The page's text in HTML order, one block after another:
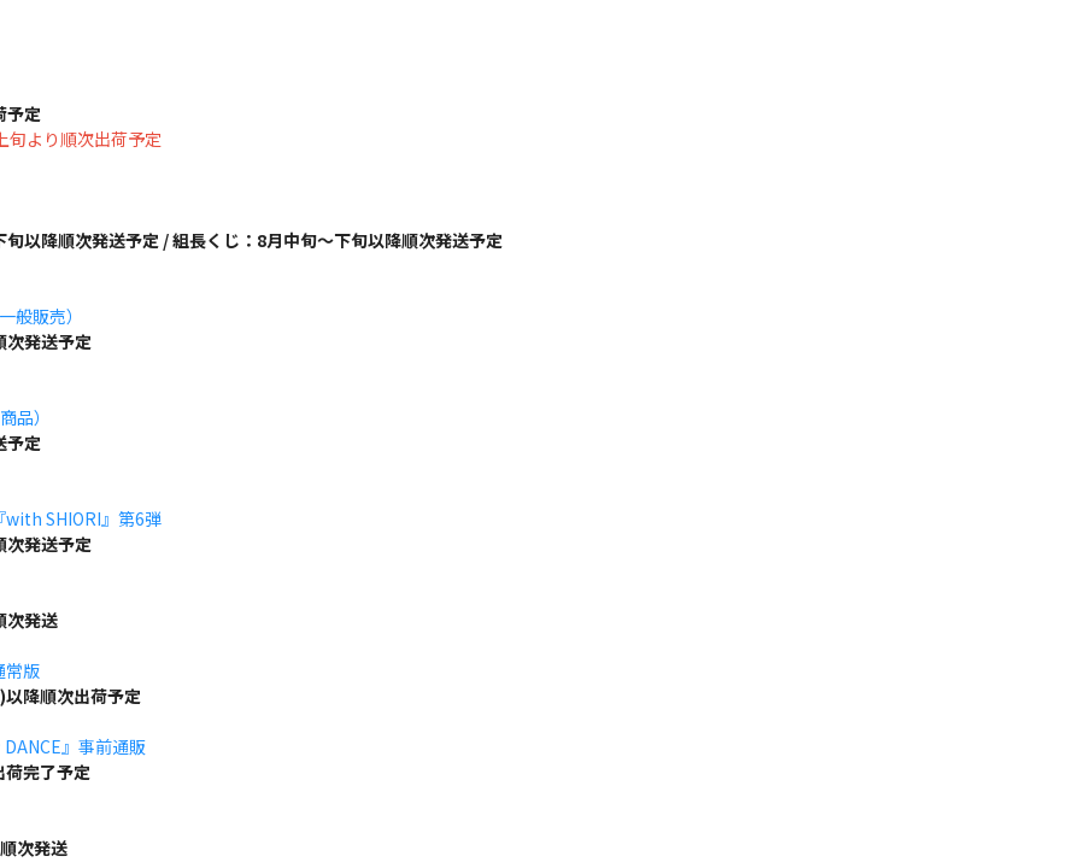
予定
より順次出荷予定
以降順次発送予定 / 組長くじ：8月中旬～下旬以降順次発送予定
般販売）
次発送予定
品）
予定
with SHIORI』第6弾
次発送予定
次発送
常版
降順次出荷予定
』事前通販
完了予定
次発送